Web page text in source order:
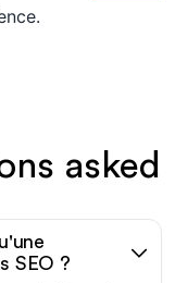
asked
SEO ?